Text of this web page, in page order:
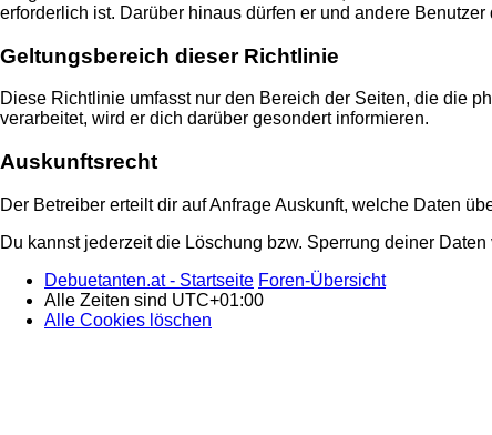
erforderlich ist. Darüber hinaus dürfen er und andere
Geltungsbereich dieser Richtlinie
Diese Richtlinie umfasst nur den Bereich der Seiten, die die
verarbeitet, wird er dich darüber gesondert informieren.
Auskunftsrecht
Der Betreiber erteilt dir auf Anfrage Auskunft, welche Daten
Du kannst jederzeit die Löschung bzw. Sperrung deiner
Debuetanten.at - Startseite Foren-Übersicht
Alle Zeiten sind UTC+01:00
Alle Cookies löschen